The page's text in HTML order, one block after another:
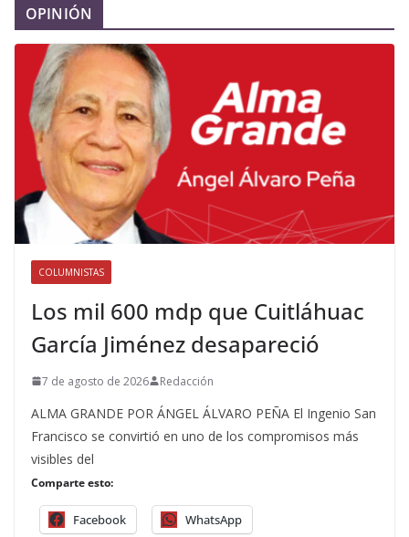
OPINIÓN
COLUMNISTAS
Los mil 600 mdp que Cuitláhuac
García Jiménez desapareció
7 de agosto de 2026 Redacción
ALMA GRANDE POR ÁNGEL ÁLVARO PEÑA El Ingenio San
Francisco se convirtió en uno de los compromisos más
visibles del
Comparte esto:
Facebook WhatsApp